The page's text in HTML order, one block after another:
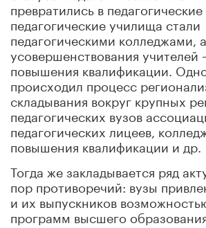
превратились в
педагогические училища стали
педагогическими колледжами,
усовершенствования учителей
повышения квалификации.
происходил процесс
складывания вокруг крупных
педагогических вузов
педагогических лицеев,
повышения квалификации и др.
Тогда же закладывается ряд
пор противоречий: вузы
и их выпускников
программ высшего